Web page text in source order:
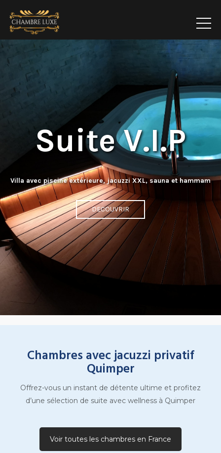
Suite V.I.P
DECOUVRIR
Villa avec piscine extérieure, jacuzzi XXL, sauna et hammam
Chambres avec jacuzzi privatif
Quimper
Offrez-vous un instant de détente ultime et profitez
d’une sélection de suite avec wellness à Quimper
Voir toutes les chambres en France